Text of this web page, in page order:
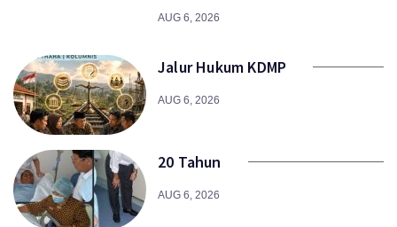
AUG 6, 2026
Jalur Hukum KDMP
AUG 6, 2026
20 Tahun
AUG 6, 2026